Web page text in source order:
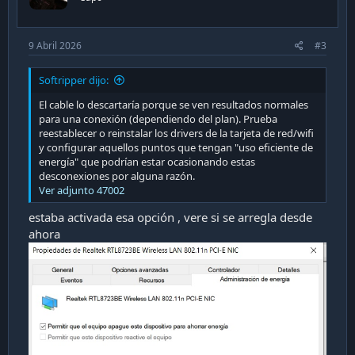
9 Abril 2026 #3
Softripper dijo:
El cable lo descartaría porque se ven resultados normales
para una conexión (dependiendo del plan). Prueba
reestablecer o reinstalar los drivers de la tarjeta de red/wifi
y configurar aquellos puntos que tengan "uso eficiente de
energía" que podrían estar ocasionando estas
desconexiones por alguna razón.
Ver adjunto 47002
estaba activada esa opción , vere si se arregla desde
ahora